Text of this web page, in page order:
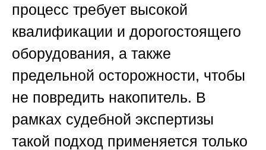
процесс требует высокой
квалификации и дорогостоящего
оборудования, а также
предельной осторожности, чтобы
не повредить накопитель. В
рамках судебной экспертизы
такой подход применяется только